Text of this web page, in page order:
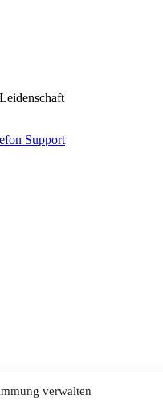
verwalten
Support